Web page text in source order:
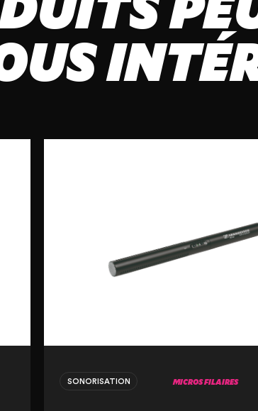
SONORISATION MICROS FILAIRES